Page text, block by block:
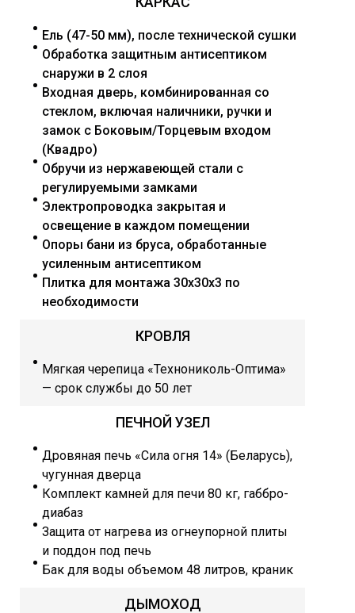
Ель (47-50 мм), после технической сушки
Обработка защитным антисептиком
снаружи в 2 слоя
Входная дверь, комбинированная со
стеклом, включая наличники, ручки и
замок с Боковым/Торцевым входом
(Квадро)
Обручи из нержавеющей стали с
регулируемыми замками
Электропроводка закрытая и
освещение в каждом помещении
Опоры бани из бруса, обработанные
усиленным антисептиком
Плитка для монтажа 30х30х3 по
необходимости
КРОВЛЯ
Мягкая черепица «Технониколь-Оптима»
— срок службы до 50 лет
ПЕЧНОЙ УЗЕЛ
Дровяная печь «Сила огня 14» (Беларусь),
чугунная дверца
Комплект камней для печи 80 кг, габбро-
диабаз
Защита от нагрева из огнеупорной плиты
и поддон под печь
Бак для воды объемом 48 литров, краник
ДЫМОХОД